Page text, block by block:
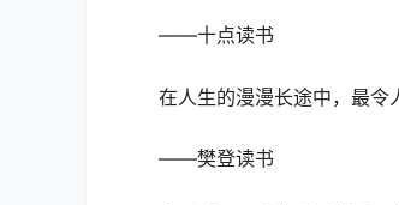
——十点读书
在人生的漫漫长途中，最令
——樊登读书